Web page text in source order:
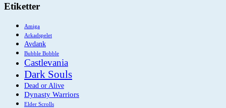
Etiketter
Amiga
Arkadspelet
Avdank
Bubble Bobble
Castlevania
Dark Souls
Dead or Alive
Dynasty Warriors
Elder Scrolls